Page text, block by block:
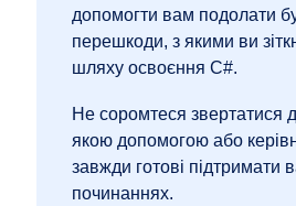
допомогти вам подолати
перешкоди, з якими ви
шляху освоєння C#.
Не соромтеся звертатися
якою допомогою або
завжди готові підтримати
починаннях.